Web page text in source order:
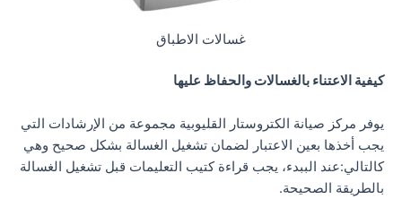
غسالات الاطباق
كيفية الاعتناء بالغسالات والحفاظ عليها
يوفر مركز صيانة الكتروستار القليوبية مجموعة من الإرشادات التي
يجب أخذها بعين الاعتبار لضمان تشغيل الغسالة بشكل صحيح وهي
كالتالي:عند الببدء، يجب قراءة كتيب التعليمات قبل تشغيل الغسالة
بالطريقة الصحيحة.